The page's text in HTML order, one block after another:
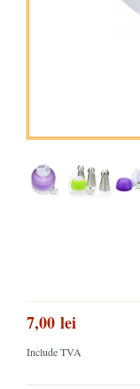
7,00 lei
Include TVA